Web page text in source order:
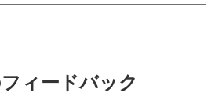
ィードバック